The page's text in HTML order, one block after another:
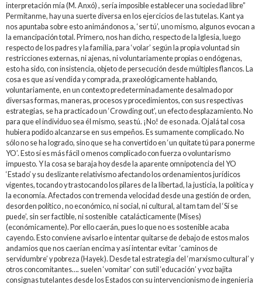
interpretación mía (M. Anxó) , sería imposible establecer una sociedad libre”
Permítanme, hay una suerte diversa en los ejercicios de las tutelas. Kant ya
nos apuntaba sobre esto animándonos a, ‘ser tú’, uno mismo, algunos evocan a
la emancipación total. Primero, nos han dicho, respecto de la Iglesia, luego
respecto de los padres y la familia, para ‘volar’ según la propia voluntad sin
restricciones externas, ni ajenas, ni voluntariamente propias o endógenas,
esto ha sido, con insistencia, objeto de persecución desde múltiples flancos. La
cosa es que así vendida y comprada, praxeológicamente hablando,
voluntariamente, en un contexto predeterminadamente desalmado por
diversas formas, maneras, procesos y procedimientos, con sus respectivas
estrategias, se ha practicado un ‘Crowding out’, un efecto desplazamiento. No
para que el individuo sea él mismo, seas tú. ¡No! de eso nada. Ojalá tal cosa
hubiera podido alcanzarse en sus empeños. Es sumamente complicado. No
sólo no se ha logrado, sino que se ha convertido en ‘un quítate tú para ponerme
YO’. Esto sí es más fácil o menos complicado con fuerza o voluntarismo
impuesto. Y la cosa se baraja hoy desde la aparente omnipotencia del YO
‘Estado’ y su deslizante relativismo afectando los ordenamientos jurídicos
vigentes, tocando y trastocando los pilares de la libertad, la justicia, la política y
la economía. Afectados con tremenda velocidad desde una gestión de orden,
desorden político , no económico, ni social, ni cultural, al tam tam del ‘Sí se
puede’, sin ser factible, ni sostenible catalácticamente (Mises)
(económicamente). Por ello caerán, pues lo que no es sostenible acaba
cayendo. Esto conviene avisarlo e intentar quitarse de debajo de estos malos
andamios que nos caerían encima y así intentar evitar ‘caminos de
servidumbre’ y pobreza (Hayek). Desde tal estrategia del ‘marxismo cultural’ y
otros concomitantes…. suelen ‘vomitar’ con sutil ‘educación’ y voz bajita
consignas tutelantes desde los Estados con su intervencionismo de ingenieria